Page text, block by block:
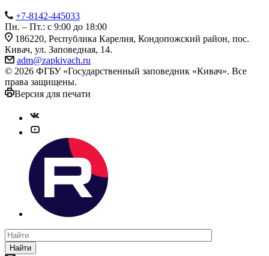
+7-8142-445033
Пн. – Пт.: с 9:00 до 18:00
186220, Республика Карелия, Кондопожский район, пос.
Кивач, ул. Заповедная, 14.
adm@zapkivach.ru
© 2026 ФГБУ «Государственный заповедник «Кивач». Все
права защищены.
Версия для печати
Найти